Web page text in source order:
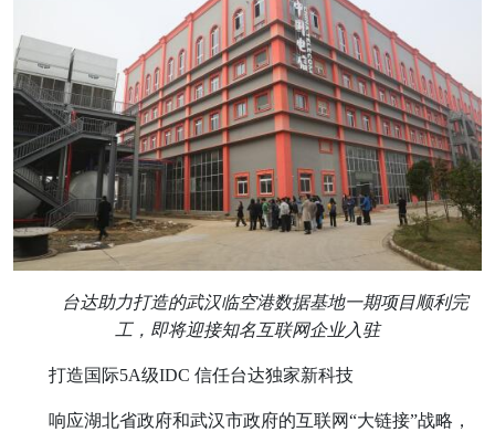
台达助力打造的武汉临空港数据基地一期项目顺利完
工，即将迎接知名互联网企业入驻
打造国际5A级IDC 信任台达独家新科技
响应湖北省政府和武汉市政府的互联网“大链接”战略，